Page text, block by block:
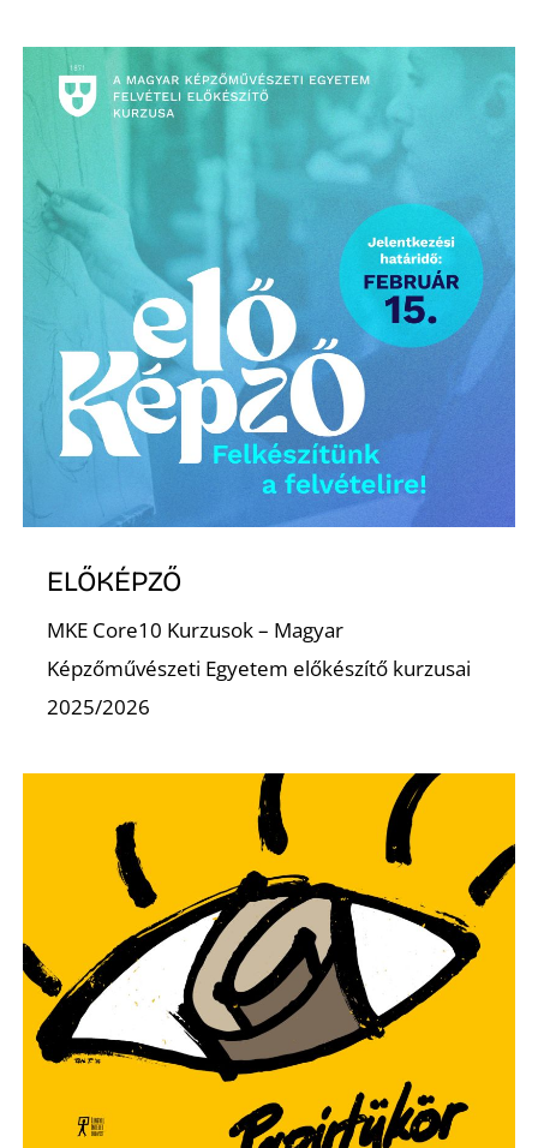
ELŐKÉPZŐ
MKE Core10 Kurzusok – Magyar
Képzőművészeti Egyetem előkészítő kurzusai
2025/2026